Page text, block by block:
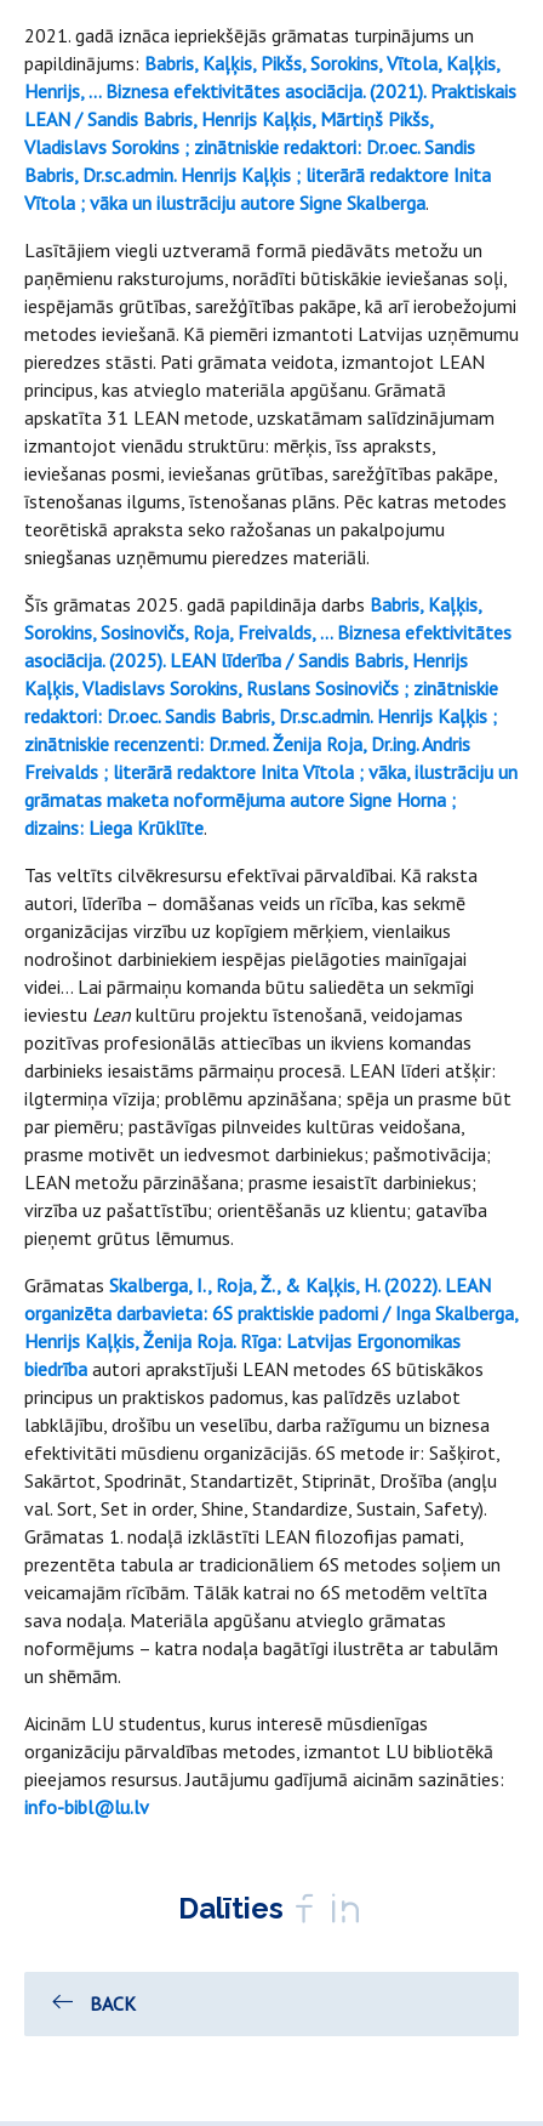
2021. gadā iznāca iepriekšējās grāmatas turpinājums un
papildinājums: Babris, Kaļķis, Pikšs, Sorokins, Vītola, Kaļķis,
Henrijs, … Biznesa efektivitātes asociācija. (2021). Praktiskais
LEAN / Sandis Babris, Henrijs Kaļķis, Mārtiņš Pikšs,
Vladislavs Sorokins ; zinātniskie redaktori: Dr.oec. Sandis
Babris, Dr.sc.admin. Henrijs Kaļķis ; literārā redaktore Inita
Vītola ; vāka un ilustrāciju autore Signe Skalberga.
Lasītājiem viegli uztveramā formā piedāvāts metožu un
paņēmienu raksturojums, norādīti būtiskākie ieviešanas soļi,
iespējamās grūtības, sarežģītības pakāpe, kā arī ierobežojumi
metodes ieviešanā. Kā piemēri izmantoti Latvijas uzņēmumu
pieredzes stāsti. Pati grāmata veidota, izmantojot LEAN
principus, kas atvieglo materiāla apgūšanu. Grāmatā
apskatīta 31 LEAN metode, uzskatāmam salīdzinājumam
izmantojot vienādu struktūru: mērķis, īss apraksts,
ieviešanas posmi, ieviešanas grūtības, sarežģītības pakāpe,
īstenošanas ilgums, īstenošanas plāns. Pēc katras metodes
teorētiskā apraksta seko ražošanas un pakalpojumu
sniegšanas uzņēmumu pieredzes materiāli.
Šīs grāmatas 2025. gadā papildināja darbs Babris, Kaļķis,
Sorokins, Sosinovičs, Roja, Freivalds, … Biznesa efektivitātes
asociācija. (2025). LEAN līderība / Sandis Babris, Henrijs
Kaļķis, Vladislavs Sorokins, Ruslans Sosinovičs ; zinātniskie
redaktori: Dr.oec. Sandis Babris, Dr.sc.admin. Henrijs Kaļķis ;
zinātniskie recenzenti: Dr.med. Ženija Roja, Dr.ing. Andris
Freivalds ; literārā redaktore Inita Vītola ; vāka, ilustrāciju un
grāmatas maketa noformējuma autore Signe Horna ;
dizains: Liega Krūklīte.
Tas veltīts cilvēkresursu efektīvai pārvaldībai. Kā raksta
autori, līderība – domāšanas veids un rīcība, kas sekmē
organizācijas virzību uz kopīgiem mērķiem, vienlaikus
nodrošinot darbiniekiem iespējas pielāgoties mainīgajai
videi… Lai pārmaiņu komanda būtu saliedēta un sekmīgi
ieviestu Lean kultūru projektu īstenošanā, veidojamas
pozitīvas profesionālās attiecības un ikviens komandas
darbinieks iesaistāms pārmaiņu procesā. LEAN līderi atšķir:
ilgtermiņa vīzija; problēmu apzināšana; spēja un prasme būt
par piemēru; pastāvīgas pilnveides kultūras veidošana,
prasme motivēt un iedvesmot darbiniekus; pašmotivācija;
LEAN metožu pārzināšana; prasme iesaistīt darbiniekus;
virzība uz pašattīstību; orientēšanās uz klientu; gatavība
pieņemt grūtus lēmumus.
Grāmatas Skalberga, I., Roja, Ž., & Kaļķis, H. (2022). LEAN
organizēta darbavieta: 6S praktiskie padomi / Inga Skalberga,
Henrijs Kaļķis, Ženija Roja. Rīga: Latvijas Ergonomikas
biedrība autori aprakstījuši LEAN metodes 6S būtiskākos
principus un praktiskos padomus, kas palīdzēs uzlabot
labklājību, drošību un veselību, darba ražīgumu un biznesa
efektivitāti mūsdienu organizācijās. 6S metode ir: Sašķirot,
Sakārtot, Spodrināt, Standartizēt, Stiprināt, Drošība (angļu
val. Sort, Set in order, Shine, Standardize, Sustain, Safety).
Grāmatas 1. nodaļā izklāstīti LEAN filozofijas pamati,
prezentēta tabula ar tradicionāliem 6S metodes soļiem un
veicamajām rīcībām. Tālāk katrai no 6S metodēm veltīta
sava nodaļa. Materiāla apgūšanu atvieglo grāmatas
noformējums – katra nodaļa bagātīgi ilustrēta ar tabulām
un shēmām.
Aicinām LU studentus, kurus interesē mūsdienīgas
organizāciju pārvaldības metodes, izmantot LU bibliotēkā
pieejamos resursus. Jautājumu gadījumā aicinām sazināties:
info-bibl@lu.lv
Dalīties
BACK